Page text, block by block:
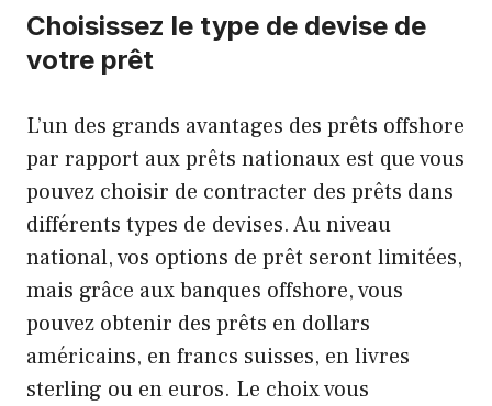
Choisissez le type de devise de
votre prêt
L’un des grands avantages des prêts offshore
par rapport aux prêts nationaux est que vous
pouvez choisir de contracter des prêts dans
différents types de devises. Au niveau
national, vos options de prêt seront limitées,
mais grâce aux banques offshore, vous
pouvez obtenir des prêts en dollars
américains, en francs suisses, en livres
sterling ou en euros. Le choix vous